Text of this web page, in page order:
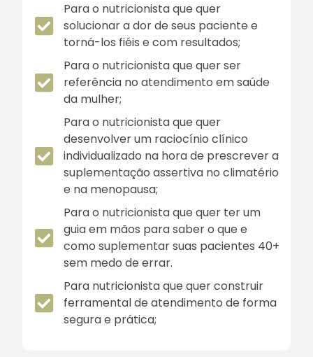
Para o nutricionista que quer
solucionar a dor de seus paciente e
torná-los fiéis e com resultados;
Para o nutricionista que quer ser
referência no atendimento em saúde
da mulher;
Para o nutricionista que quer
desenvolver um raciocínio clínico
individualizado na hora de prescrever a
suplementação assertiva no climatério
e na menopausa;
Para o nutricionista que quer ter um
guia em mãos para saber o que e
como suplementar suas pacientes 40+
sem medo de errar.
Para nutricionista que quer construir
ferramental de atendimento de forma
segura e prática;